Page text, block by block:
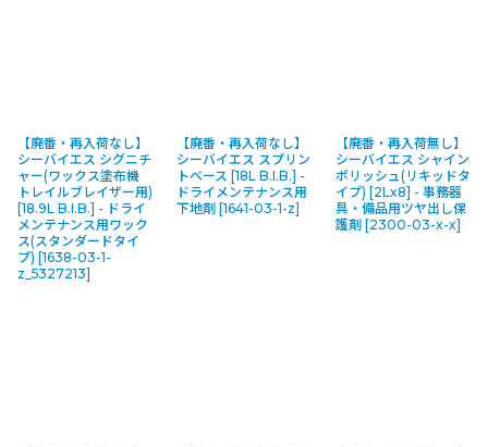
【廃番・再入荷なし】
シーバイエス シグニチ
ャー(ワックス塗布機
トレイルブレイザー用)
[18.9L B.I.B.] - ドライ
メンテナンス用ワック
ス(スタンダードタイ
プ) [1638-03-1-
z_5327213]
【廃番・再入荷なし】
シーバイエス スプリン
トベース [18L B.I.B.] -
ドライメンテナンス用
下地剤 [1641-03-1-z]
【廃番・再入荷無し】
シーバイエス シャイン
ポリッシュ(リキッドタ
イプ) [2Lx8] - 事務器
具・備品用ツヤ出し保
護剤 [2300-03-x-x]